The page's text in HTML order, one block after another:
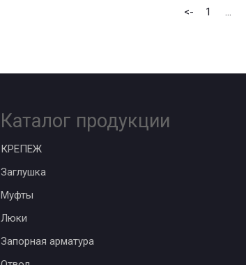
<- 1 ...
Каталог продукции
КРЕПЕЖ
Заглушка
Муфты
Люки
Запорная арматура